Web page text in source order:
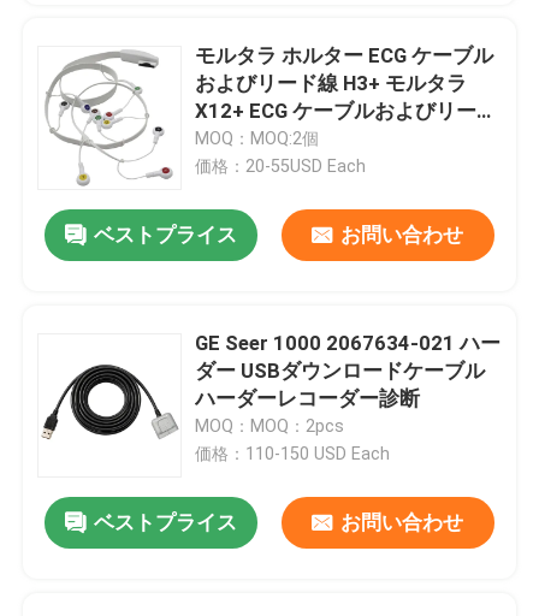
モルタラ ホルター ECG ケーブル
およびリード線 H3+ モルタラ
X12+ ECG ケーブルおよびリード
線
MOQ：MOQ:2個
価格：20-55USD Each
ベストプライス お問い合わせ
GE Seer 1000 2067634-021 ハー
ダー USBダウンロードケーブル
ハーダーレコーダー診断
MOQ：MOQ：2pcs
価格：110-150 USD Each
ベストプライス お問い合わせ